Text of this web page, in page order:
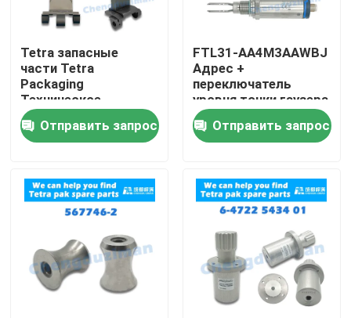
Дом
Продукты
О нас
Tetra запасные
части Tetra
Packaging
Техническое
обслуживание и
ремонт
Отправить запрос
FTL31-AA4M3AAWBJ
Адрес +
переключатель
уровня точки гаузера
Отправить запрос